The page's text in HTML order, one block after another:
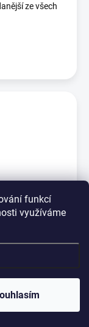
funkcí
využíváme
ze všech
odolná, což